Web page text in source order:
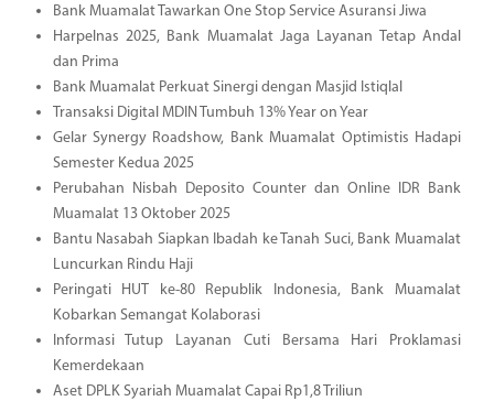
Bank Muamalat Tawarkan One Stop Service Asuransi Jiwa
Harpelnas 2025, Bank Muamalat Jaga Layanan Tetap Andal
dan Prima
Bank Muamalat Perkuat Sinergi dengan Masjid Istiqlal
Transaksi Digital MDIN Tumbuh 13% Year on Year
Gelar Synergy Roadshow, Bank Muamalat Optimistis Hadapi
Semester Kedua 2025
Perubahan Nisbah Deposito Counter dan Online IDR Bank
Muamalat 13 Oktober 2025
Bantu Nasabah Siapkan Ibadah ke Tanah Suci, Bank Muamalat
Luncurkan Rindu Haji
Peringati HUT ke-80 Republik Indonesia, Bank Muamalat
Kobarkan Semangat Kolaborasi
Informasi Tutup Layanan Cuti Bersama Hari Proklamasi
Kemerdekaan
Aset DPLK Syariah Muamalat Capai Rp1,8 Triliun